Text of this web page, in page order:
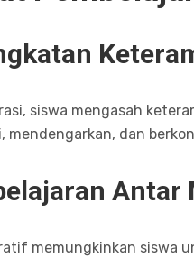
siswa mengasah
mendengarkan, dan
Antar
memungkinkan siswa